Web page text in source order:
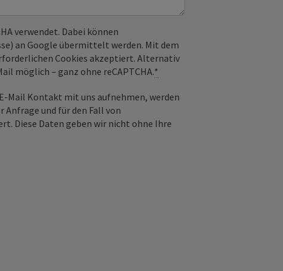
verwendet. Dabei können
an Google übermittelt werden. Mit dem
Cookies akzeptiert. Alternativ
möglich – ganz ohne reCAPTCHA.*
Mail Kontakt mit uns aufnehmen, werden
Anfrage und für den Fall von
Diese Daten geben wir nicht ohne Ihre